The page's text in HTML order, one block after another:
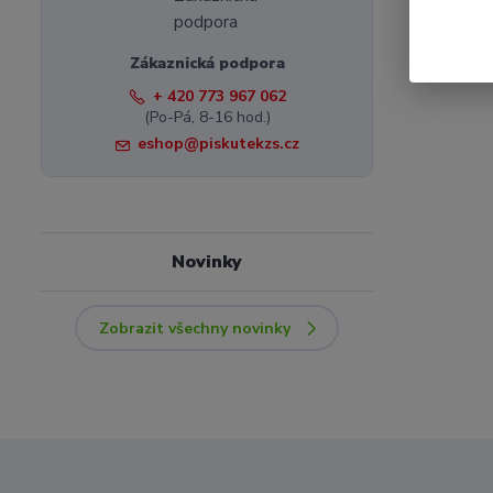
Zákaznická podpora
+ 420 773 967 062
(Po-Pá, 8-16 hod.)
eshop@piskutekzs.cz
Novinky
Zobrazit všechny novinky